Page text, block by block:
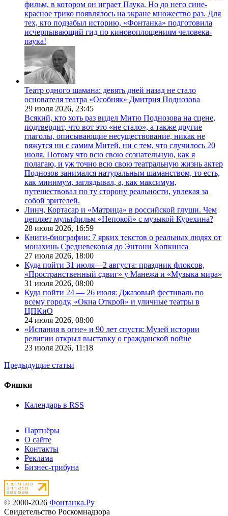
фильм, в котором он играет Паука. Но до него сине-
красное трико появлялось на экране множество раз. Для
тех, кто подзабыл историю, «Фонтанка» подготовила
исчерпывающий гид по киновоплощениям человека-
паука!
Театр одного шамана: девять дней назад не стало
основателя театра «Особняк» Дмитрия Поднозова
29 июля 2026, 23:45
Всякий, кто хоть раз видел Митю Поднозова на сцене,
подтвердит, что вот это «не стало», а также другие
глаголы, описывающие несуществование, никак не
вяжутся ни с самим Митей, ни с тем, что случилось 20
июля. Потому что всю свою сознательную, как я
полагаю, и уж точно всю свою театральную жизнь актер
Поднозов занимался натуральным шаманством, то есть,
как минимум, заглядывал, а, как максимум,
путешествовал по ту сторону реальности, увлекая за
собой зрителей.
Линч, Кортасар и «Матрица» в российской глуши. Чем
цепляет мультфильм «Непокой» с музыкой Курехина?
28 июля 2026, 16:59
Книги-биографии: 7 ярких текстов о реальных людях от
монахинь Средневековья до Энтони Хопкинса
27 июля 2026, 18:00
Куда пойти 31 июля—2 августа: праздник флоксов,
«Пространственный сдвиг» у Манежа и «Музыка мира»
31 июля 2026, 08:00
Куда пойти 24 — 26 июля: Джазовый фестиваль по
всему городу, «Окна Открой» и уличные театры в
ЦПКиО
24 июля 2026, 08:00
«Испания в огне» и 90 лет спустя: Музей истории
религии открыл выставку о гражданской войне
23 июля 2026, 11:18
Предыдущие статьи
Фишки
Календарь в RSS
Партнёры
О сайте
Контакты
Реклама
Бизнес-трибуна
© 2000-2026 Фонтанка.Ру
Свидетельство Роскомнадзора